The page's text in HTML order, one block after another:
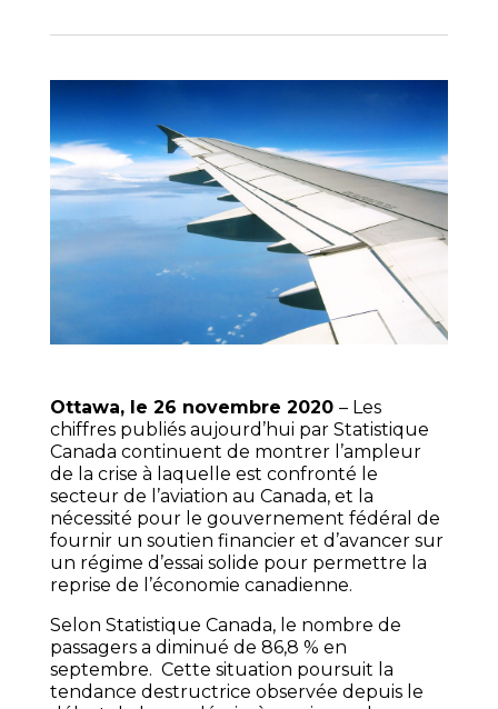
Ottawa, le 26 novembre 2020 – Les
chiffres publiés aujourd’hui par Statistique
Canada continuent de montrer l’ampleur
de la crise à laquelle est confronté le
secteur de l’aviation au Canada, et la
nécessité pour le gouvernement fédéral de
fournir un soutien financier et d’avancer sur
un régime d’essai solide pour permettre la
reprise de l’économie canadienne.
Selon Statistique Canada, le nombre de
passagers a diminué de 86,8 % en
septembre. Cette situation poursuit la
tendance destructrice observée depuis le